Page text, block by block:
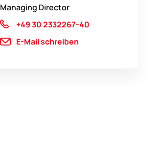
Managing Director
+49 30 2332267-40
E-Mail schreiben